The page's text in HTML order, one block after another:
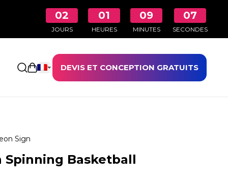
02
JOURS
01
HEURES
09
MINUTES
06
SECONDES
Ouvrir le panierDEVIS ET CONCEPTION GRATUITS
Sign
Spinning Basketball